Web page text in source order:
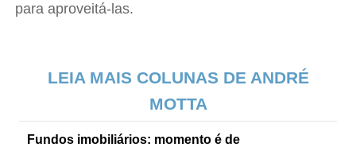
para aproveitá-las.
LEIA MAIS COLUNAS DE ANDRÉ
MOTTA
Fundos imobiliários: momento é de